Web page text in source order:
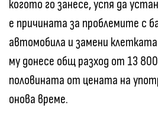
когото го занесе, успя да
е причината за проблемите с
автомобила и замени
му донесе общ разход от 13
половината от цената на
онова време.